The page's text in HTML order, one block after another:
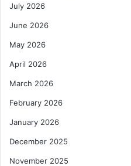
July 2026
June 2026
May 2026
April 2026
March 2026
February 2026
January 2026
December 2025
November 2025